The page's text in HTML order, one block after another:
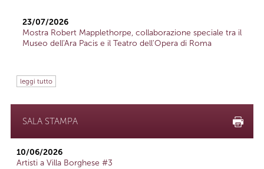
23/07/2026
Mostra Robert Mapplethorpe, collaborazione speciale tra il
Museo dell'Ara Pacis e il Teatro dell'Opera di Roma
leggi tutto
SALA STAMPA
10/06/2026
Artisti a Villa Borghese #3